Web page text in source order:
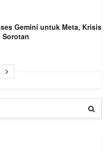
Gemini untuk Meta, Krisis
Sorotan